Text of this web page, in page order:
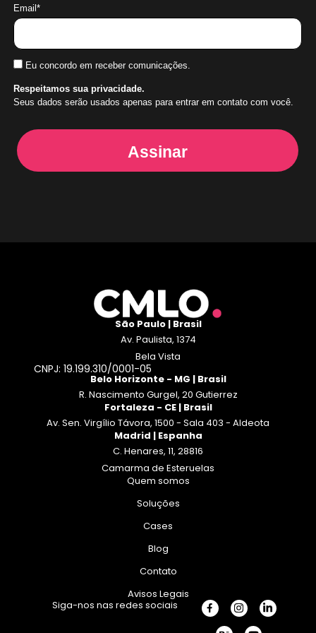
Email*
Eu concordo em receber comunicações.
Respeitamos sua privacidade.
Seus dados serão usados apenas para entrar em contato com você.
Assinar
São Paulo | Brasil
Av. Paulista, 1374
Bela Vista
CNPJ: 19.199.310/0001-05
Belo Horizonte - MG | Brasil
R. Nascimento Gurgel, 20 Gutierrez
Fortaleza - CE | Brasil
Av. Sen. Virgílio Távora, 1500 - Sala 403 - Aldeota
Madrid | Espanha
C. Henares, 11, 28816
Camarma de Esteruelas
Quem somos
Soluções
Cases
Blog
Contato
Avisos Legais
Siga-nos nas redes sociais